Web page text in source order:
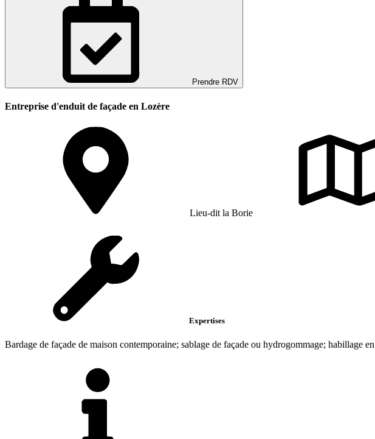
Prendre RDV
Entreprise d'enduit de façade en Lozère
Lieu-dit la Borie
Expertises
Bardage de façade de maison contemporaine; sablage de façade ou hydrogommage; habillage